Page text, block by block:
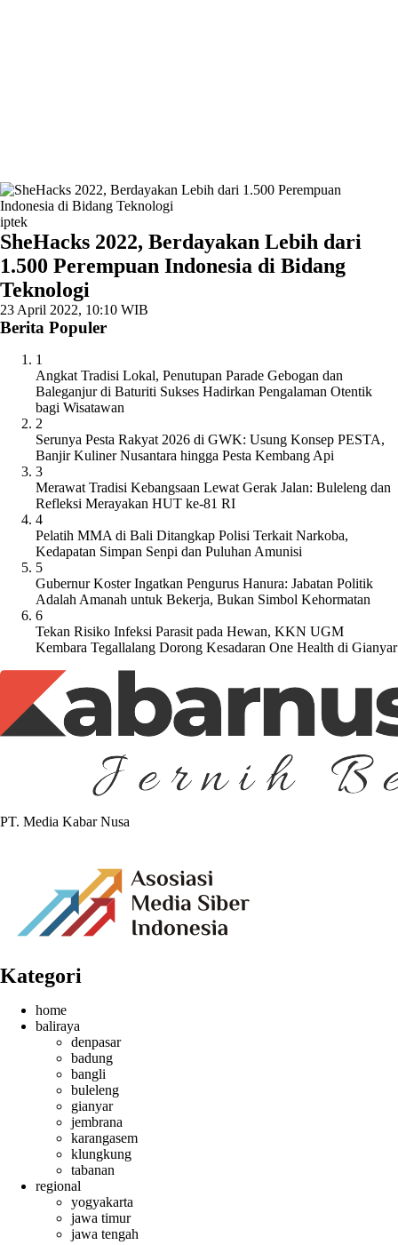
iptek
SheHacks 2022, Berdayakan Lebih dari
1.500 Perempuan Indonesia di Bidang
Teknologi
23 April 2022, 10:10 WIB
Berita Populer
1
Angkat Tradisi Lokal, Penutupan Parade Gebogan dan
Baleganjur di Baturiti Sukses Hadirkan Pengalaman Otentik
bagi Wisatawan
2
Serunya Pesta Rakyat 2026 di GWK: Usung Konsep PESTA,
Banjir Kuliner Nusantara hingga Pesta Kembang Api
3
Merawat Tradisi Kebangsaan Lewat Gerak Jalan: Buleleng dan
Refleksi Merayakan HUT ke-81 RI
4
Pelatih MMA di Bali Ditangkap Polisi Terkait Narkoba,
Kedapatan Simpan Senpi dan Puluhan Amunisi
5
Gubernur Koster Ingatkan Pengurus Hanura: Jabatan Politik
Adalah Amanah untuk Bekerja, Bukan Simbol Kehormatan
6
Tekan Risiko Infeksi Parasit pada Hewan, KKN UGM
Kembara Tegallalang Dorong Kesadaran One Health di Gianyar
PT. Media Kabar Nusa
Kategori
home
baliraya
denpasar
badung
bangli
buleleng
gianyar
jembrana
karangasem
klungkung
tabanan
regional
yogyakarta
jawa timur
jawa tengah